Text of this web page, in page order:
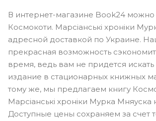
В интернет-магазине Book24 можно
Космокоти. Марсіанські хроніки
адресной доставкой по Украине.
прекрасная возможность
время, ведь вам не придется
издание в стационарных книжных
тому же, мы предлагаем книгу
Марсіанські хроніки Мурка Мняуска
Доступные цены сохраняем за счет